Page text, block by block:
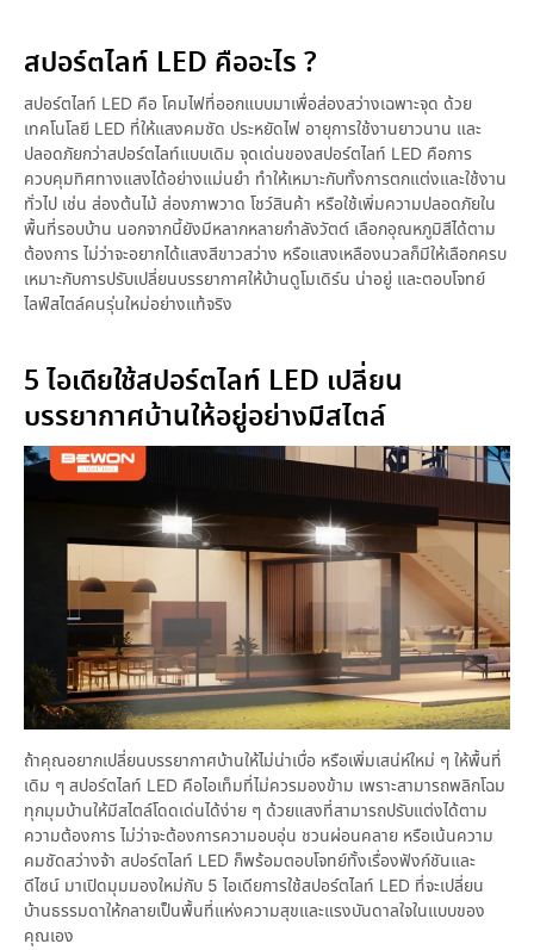
สปอร์ตไลท์ LED คืออะไร ?
สปอร์ตไลท์ LED คือ โคมไฟที่ออกแบบมาเพื่อส่องสว่างเฉพาะจุด ด้วย
เทคโนโลยี LED ที่ให้แสงคมชัด ประหยัดไฟ อายุการใช้งานยาวนาน และ
ปลอดภัยกว่าสปอร์ตไลท์แบบเดิม จุดเด่นของสปอร์ตไลท์ LED คือการ
ควบคุมทิศทางแสงได้อย่างแม่นยำ ทำให้เหมาะกับทั้งการตกแต่งและใช้งาน
ทั่วไป เช่น ส่องต้นไม้ ส่องภาพวาด โชว์สินค้า หรือใช้เพิ่มความปลอดภัยใน
พื้นที่รอบบ้าน นอกจากนี้ยังมีหลากหลายกำลังวัตต์ เลือกอุณหภูมิสีได้ตาม
ต้องการ ไม่ว่าจะอยากได้แสงสีขาวสว่าง หรือแสงเหลืองนวลก็มีให้เลือกครบ
เหมาะกับการปรับเปลี่ยนบรรยากาศให้บ้านดูโมเดิร์น น่าอยู่ และตอบโจทย์
ไลฟ์สไตล์คนรุ่นใหม่อย่างแท้จริง
5 ไอเดียใช้สปอร์ตไลท์ LED เปลี่ยน
บรรยากาศบ้านให้อยู่อย่างมีสไตล์
ถ้าคุณอยากเปลี่ยนบรรยากาศบ้านให้ไม่น่าเบื่อ หรือเพิ่มเสน่ห์ใหม่ ๆ ให้พื้นที่
เดิม ๆ สปอร์ตไลท์ LED คือไอเท็มที่ไม่ควรมองข้าม เพราะสามารถพลิกโฉม
ทุกมุมบ้านให้มีสไตล์โดดเด่นได้ง่าย ๆ ด้วยแสงที่สามารถปรับแต่งได้ตาม
ความต้องการ ไม่ว่าจะต้องการความอบอุ่น ชวนผ่อนคลาย หรือเน้นความ
คมชัดสว่างจ้า สปอร์ตไลท์ LED ก็พร้อมตอบโจทย์ทั้งเรื่องฟังก์ชันและ
ดีไซน์ มาเปิดมุมมองใหม่กับ 5 ไอเดียการใช้สปอร์ตไลท์ LED ที่จะเปลี่ยน
บ้านธรรมดาให้กลายเป็นพื้นที่แห่งความสุขและแรงบันดาลใจในแบบของ
คุณเอง